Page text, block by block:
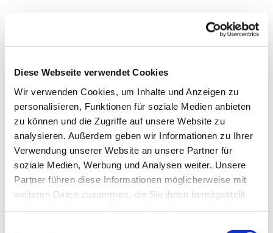
Diese Webseite verwendet Cookies
Wir verwenden Cookies, um Inhalte und Anzeigen zu
personalisieren, Funktionen für soziale Medien anbieten
zu können und die Zugriffe auf unsere Website zu
analysieren. Außerdem geben wir Informationen zu Ihrer
Verwendung unserer Website an unsere Partner für
soziale Medien, Werbung und Analysen weiter. Unsere
Partner führen diese Informationen möglicherweise mit
weiteren Daten zusammen, die Sie ihnen bereitgestellt
Dies könnte Sie auch
interessieren